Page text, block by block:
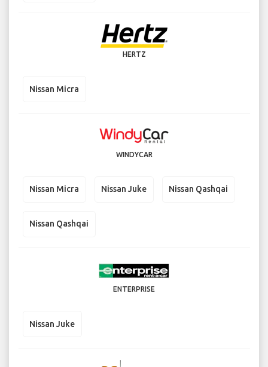
HERTZ
Nissan Micra
WINDYCAR
Nissan Micra Nissan Juke Nissan Qashqai
Nissan Qashqai
ENTERPRISE
Nissan Juke